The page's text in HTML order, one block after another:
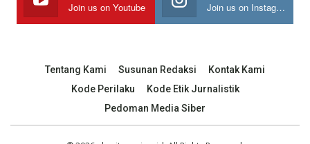
Join us on Youtube Join us on Instagram
Tentang Kami Susunan Redaksi
Kontak Kami
Kode Perilaku
Kode Etik Jurnalistik
Pedoman Media Siber